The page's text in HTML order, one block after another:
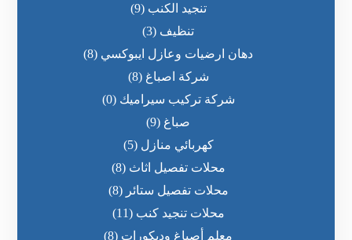
تنجيد الكنب (9)
تنظيف (3)
دهان ارضيات وعازل ايبوكسي (8)
شركة اصباغ (8)
شركة تركيب سيراميك (0)
صباغ (9)
كهربائي منازل (5)
محلات تفصيل اثاث (8)
محلات تفصيل ستائر (8)
محلات تنجيد كنب (11)
معلم أصباغ وديكورات (8)